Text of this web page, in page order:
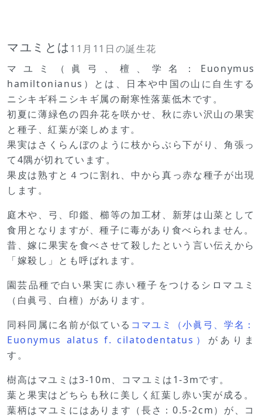
マユミとは11月11日の誕生花
マユミ（眞弓、檀、学名：Euonymus
hamiltonianus）とは、日本や中国の山に自生する
ニシキギ科ニシキギ属の耐寒性落葉低木です。
初夏に薄緑色の四弁花を咲かせ、秋に赤い沢山の果実
と種子、紅葉が楽しめます。
果実はさくらんぼのように枝からぶら下がり、角張っ
て4隅が切れています。
果皮は熟すと４つに割れ、中から真っ赤な種子が出現
します。
庭木や、弓、印鑑、櫛等の加工材、新芽は山菜として
食用となりますが、種子に毒があり食べられません。
昔、嫁に果実を食べさせて殺したという言い伝えから
「嫁殺し」とも呼ばれます。
園芸品種で白い果実に赤い種子をつけるシロマユミ
（白眞弓、白檀）があります。
同科同属に名前が似ている コマユミ（小眞弓、学名：
Euonymus alatus f. cilatodentatus） がありま
す。
樹高はマユミは3-10m、コマユミは1-3mです。
葉と果実はどちらも秋に美しく紅葉し赤い実が成る。
葉柄はマユミにはあります（長さ：0.5-2cm）が、コ